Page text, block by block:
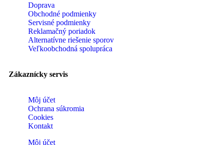
Doprava
Obchodné podmienky
Servisné podmienky
Reklamačný poriadok
Alternatívne riešenie sporov
Veľkoobchodná spolupráca
Zákaznícky servis
Môj účet
Ochrana súkromia
Cookies
Kontakt
Môj účet